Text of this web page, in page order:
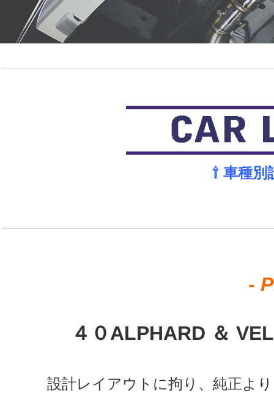
⇧ 車種
-
４０ALPHARD ＆
設計レイアウトに拘り、純正よ